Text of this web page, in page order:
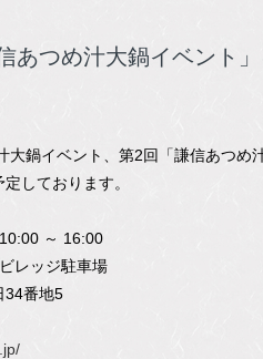
あつめ汁大鍋イベント
大鍋イベント、第2回「謙信あつめ
しております。
～ 16:00
レッジ駐車場
番地5